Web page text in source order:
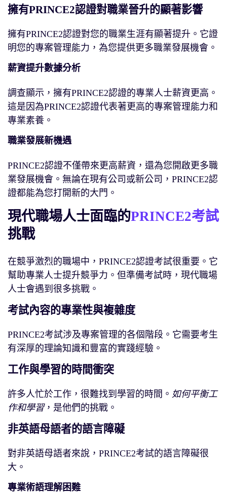
擁有PRINCE2認證對職業晉升的顯著影響
擁有PRINCE2認證對您的職業生涯有顯著提升。它證
明您的專案管理能力，為您提供更多職業發展機會。
薪資提升數據分析
調查顯示，擁有PRINCE2認證的專業人士薪資更高。
這是因為PRINCE2認證代表著更高的專案管理能力和
專業素養。
職業發展新機遇
PRINCE2認證不僅帶來更高薪資，還為您開啟更多職
業發展機會。無論在現有公司或新公司，PRINCE2認
證都能為您打開新的大門。
現代職場人士面臨的PRINCE2考試
挑戰
在競爭激烈的職場中，PRINCE2認證考試很重要。它
幫助專業人士提升競爭力。但準備考試時，現代職場
人士會遇到很多挑戰。
考試內容的專業性與複雜度
PRINCE2考試涉及專案管理的各個階段。它需要考生
有深厚的理論知識和豐富的實踐經驗。
工作與學習的時間衝突
許多人忙於工作，很難找到學習的時間。 如何平衡工
作和學習，是他們的挑戰。
非英語母語者的語言障礙
對非英語母語者來說，PRINCE2考試的語言障礙很
大。
專業術語理解困難